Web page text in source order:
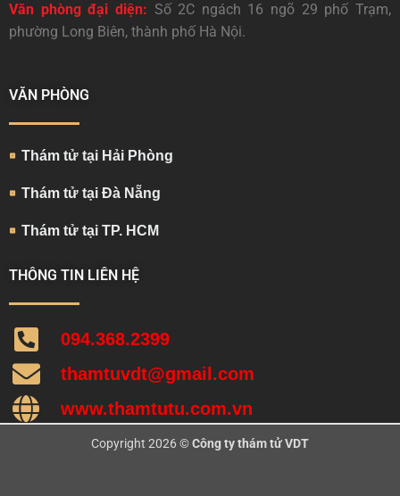
Văn phòng đại diện: Số 2C ngách 16 ngõ 29 phố Trạm,
phường Long Biên, thành phố Hà Nội.
VĂN PHÒNG
Thám tử tại Hải Phòng
Thám tử tại Đà Nẵng
Thám tử tại TP. HCM
THÔNG TIN LIÊN HỆ
094.368.2399
thamtuvdt@gmail.com
www.thamtutu.com.vn
Copyright 2026 ©Công ty thám tử VDT